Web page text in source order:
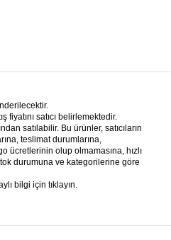
satıcı belirlemektedir.
satılabilir. Bu ürünler, satıcıların
teslimat durumlarına,
ücretlerinin olup olmamasına, hızlı
durumuna ve kategorilerine göre
bilgi için tıklayın.